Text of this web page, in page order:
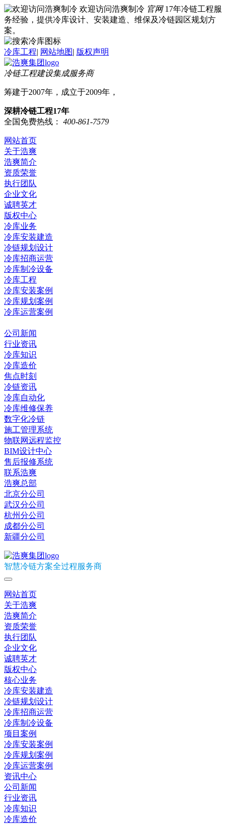
欢迎访问浩爽制冷 官网 17年冷链工程服
务经验，提供冷库设计、安装建造、维保及冷链园区规划方
案。
冷库工程| 网站地图| 版权声明
冷链工程建设集成服务商
筹建于2007年，成立于2009年，
深耕冷链工程17年
全国免费热线：
400-861-7579
网站首页
关于浩爽
浩爽简介
资质荣誉
执行团队
企业文化
诚聘英才
版权中心
冷库业务
冷库安装建造
冷链规划设计
冷库招商运营
冷库制冷设备
冷库工程
冷库安装案例
冷库规划案例
冷库运营案例
公司新闻
行业资讯
冷库知识
冷库造价
焦点时刻
冷链资讯
冷库自动化
冷库维修保养
数字化冷链
施工管理系统
物联网远程监控
BIM设计中心
售后报修系统
联系浩爽
浩爽总部
北京分公司
武汉分公司
杭州分公司
成都分公司
新疆分公司
智慧冷链方案全过程服务商
网站首页
关于浩爽
浩爽简介
资质荣誉
执行团队
企业文化
诚聘英才
版权中心
核心业务
冷库安装建造
冷链规划设计
冷库招商运营
冷库制冷设备
项目案例
冷库安装案例
冷库规划案例
冷库运营案例
资讯中心
公司新闻
行业资讯
冷库知识
冷库造价